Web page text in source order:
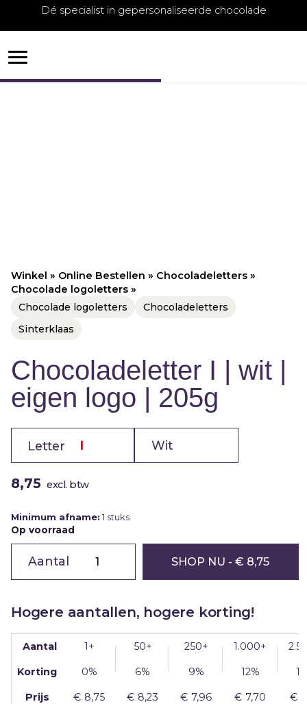
Dé specialist in gepersonaliseerde chocolade
Winkel » Online Bestellen » Chocoladeletters »
Chocolade logoletters »
Chocolade logoletters
Chocoladeletters
Sinterklaas
Chocoladeletter I | wit |
eigen logo | 205g
Letter
8,75 excl. btw
Minimum afname: 1 stuks
Op voorraad
Chocoladeletter
wit
logo
|
aantal
SHOP NU - € 8,75
Hogere aantallen, hogere korting!
Aantal 1+ 50+ 250+ 1.000+
Korting 0% 6% 9% 12%
Prijs € 8,75 € 8,23 € 7,96 € 7,70 €